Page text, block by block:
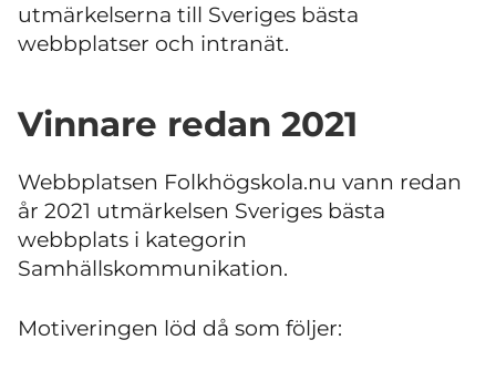
utmärkelserna till Sveriges bästa
webbplatser och intranät.
Vinnare redan 2021
Webbplatsen Folkhögskola.nu vann redan
år 2021 utmärkelsen Sveriges bästa
webbplats i kategorin
Samhällskommunikation.
Motiveringen löd då som följer: